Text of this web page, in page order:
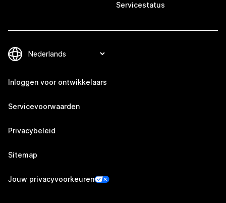
Servicestatus
Inloggen voor ontwikkelaars
Servicevoorwaarden
Privacybeleid
Sitemap
Jouw privacyvoorkeuren